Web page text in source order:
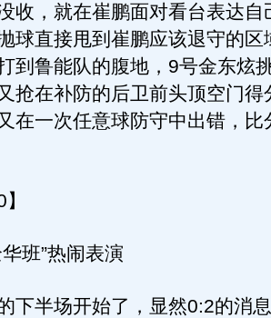
收，就在崔鹏面对看台表达自
球直接甩到崔鹏应该退守的区
到鲁能队的腹地，9号金东炫
抢在补防的后卫前头顶空门
在一次任意球防守中出错，比
班”热闹表演
半场开始了，显然0:2的消